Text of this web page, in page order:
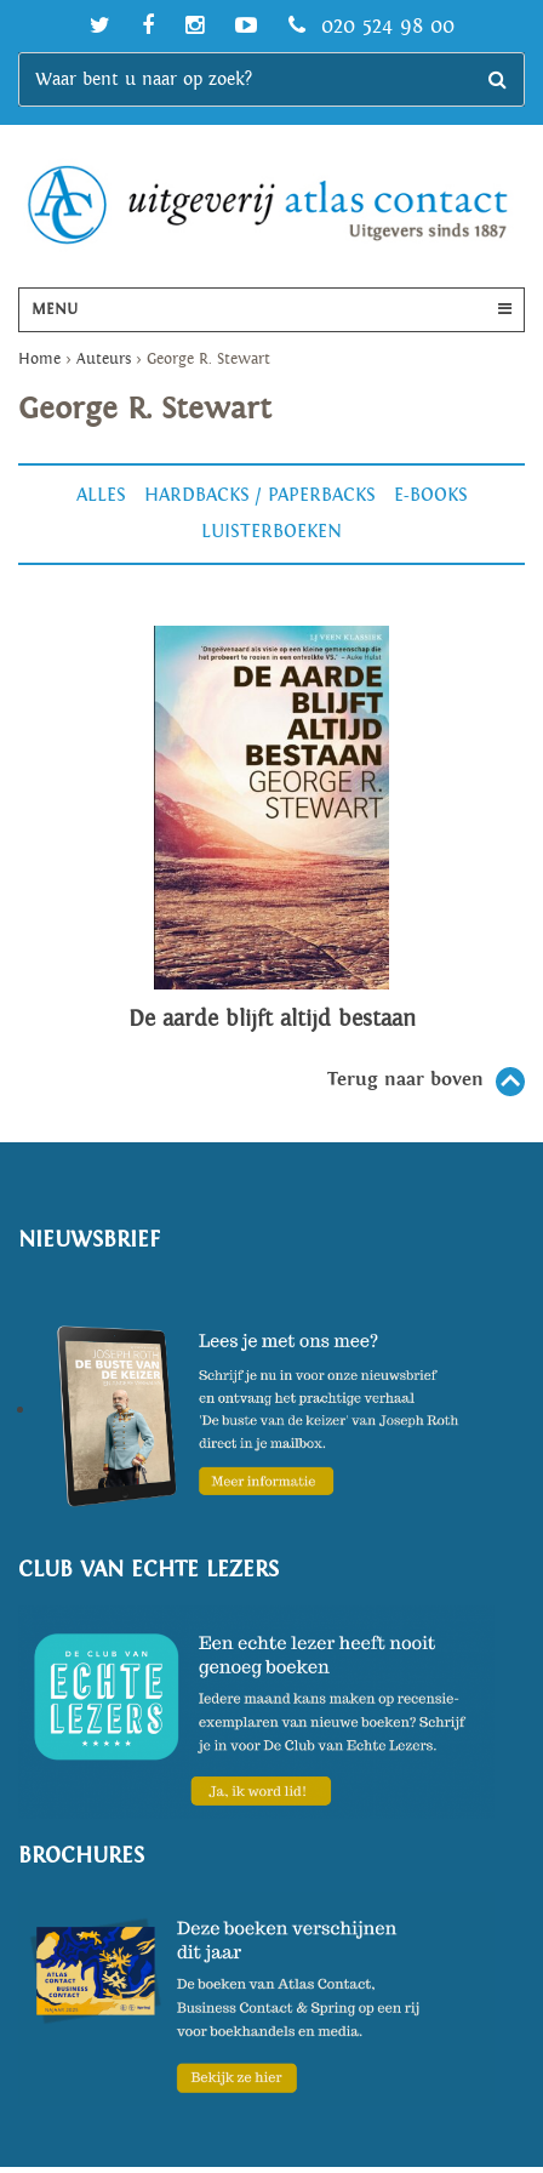
020 524 98 00
MENU
Home > Auteurs > George R. Stewart
George R. Stewart
ALLES HARDBACKS / PAPERBACKS
E-BOOKS
LUISTERBOEKEN
De aarde blijft altijd bestaan
Terug naar boven
NIEUWSBRIEF
CLUB VAN ECHTE LEZERS
BROCHURES